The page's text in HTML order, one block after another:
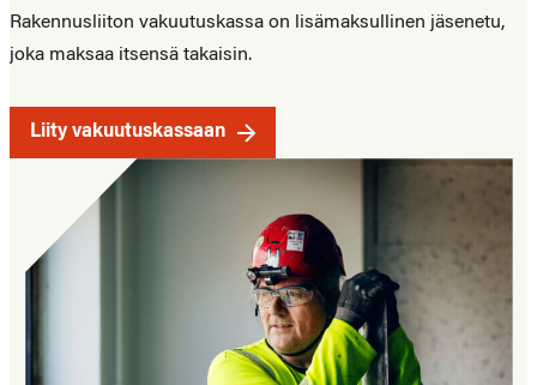
Rakennusliiton vakuutuskassa on lisämaksullinen jäsenetu,
joka maksaa itsensä takaisin.
Liity vakuutuskassaan